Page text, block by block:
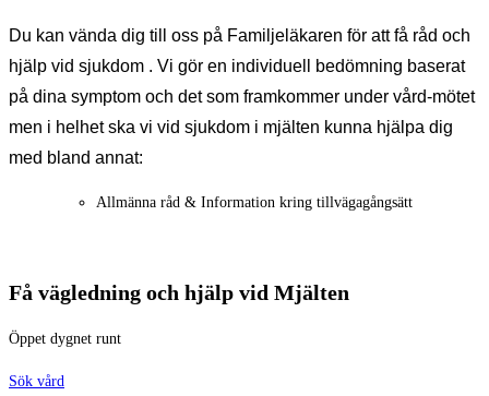
Du kan vända dig till oss på Familjeläkaren för att få råd och
hjälp vid sjukdom . Vi gör en individuell bedömning baserat
på dina symptom och det som framkommer under vård-mötet
men i helhet ska vi vid sjukdom i mjälten kunna hjälpa dig
med bland annat:
Allmänna råd & Information kring tillvägagångsätt
Få vägledning och hjälp vid Mjälten
Öppet dygnet runt
Sök vård